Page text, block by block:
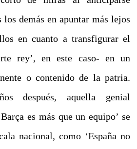
los demás en apuntar más lejos
en cuanto a transfigurar el
rey’, en este caso- en un
o contenido de la patria.
después, aquella genial
es más que un equipo’ se
nacional, como ‘España no